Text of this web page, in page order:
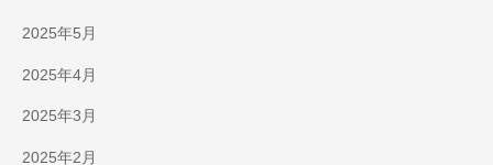
2025年5月
2025年4月
2025年3月
2025年2月